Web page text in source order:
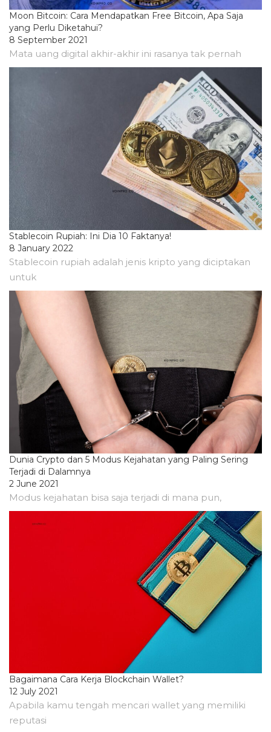
Moon Bitcoin: Cara Mendapatkan Free Bitcoin, Apa Saja
yang Perlu Diketahui?
8 September 2021
Mata uang digital akhir-akhir ini rasanya tak pernah
Stablecoin Rupiah: Ini Dia 10 Faktanya!
8 January 2022
Stablecoin rupiah adalah jenis kripto yang diciptakan
untuk
Dunia Crypto dan 5 Modus Kejahatan yang Paling Sering
Terjadi di Dalamnya
2 June 2021
Modus kejahatan bisa saja terjadi di mana pun,
Bagaimana Cara Kerja Blockchain Wallet?
12 July 2021
Apabila kamu tengah mencari wallet yang memiliki
reputasi